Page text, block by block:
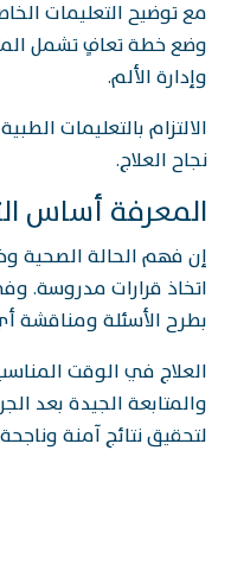
مع توضيح التعليمات
وضع خطة تعافٍ تشمل
وإدارة الألم.
الالتزام بالتعليمات
نجاح العلاج.
المعرفة أساس
إن فهم الحالة الصحية
اتخاذ قرارات مدروسة.
بطرح الأسئلة ومناقشة
العلاج في الوقت
والمتابعة الجيدة بعد
لتحقيق نتائج آمنة